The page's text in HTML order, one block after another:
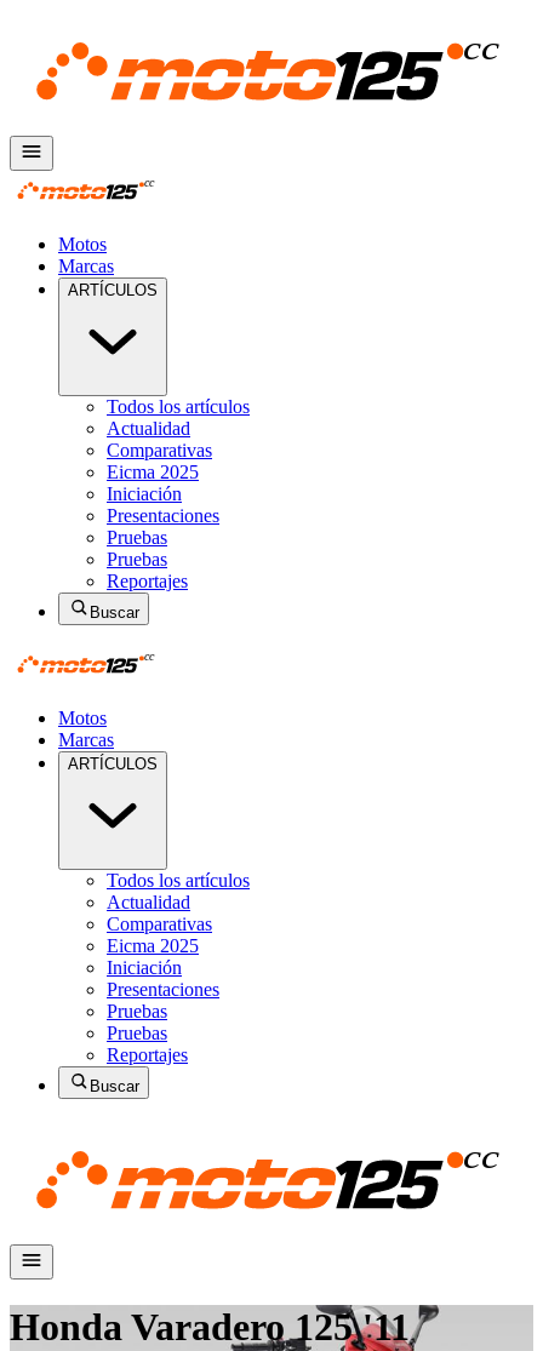
Motos
Marcas
ARTÍCULOS
Todos los artículos
Actualidad
Comparativas
Eicma 2025
Iniciación
Presentaciones
Pruebas
Pruebas
Reportajes
Buscar
Motos
Marcas
ARTÍCULOS
Todos los artículos
Actualidad
Comparativas
Eicma 2025
Iniciación
Presentaciones
Pruebas
Pruebas
Reportajes
Buscar
Honda Varadero 125 '11